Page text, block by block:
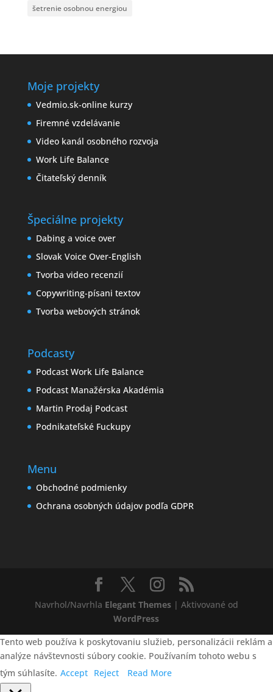
šetrenie osobnou energiou
Moje projekty
Vedmio.sk-online kurzy
Firemné vzdelávanie
Video kanál osobného rozvoja
Work Life Balance
Čitateľský denník
Špeciálne projekty
Dabing a voice over
Slovak Voice Over-English
Tvorba video recenzií
Copywriting-písani textov
Tvorba webových stránok
Podcasty
Podcast Work Life Balance
Podcast Manažérska Akadémia
Martin Prodaj Podcast
Podnikateľské Fuckupy
Menu
Obchodné podmienky
Ochrana osobných údajov podľa GDPR
Navrhol/Navrhla Elegant Themes| Aktivované od
WordPress
Tento web používa k poskytovaniu služieb, personalizácii reklám a
analýze návštevnosti súbory cookie. Používaním tohoto webu s
tým súhlasíte. Accept Reject Read More